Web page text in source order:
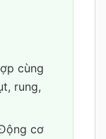
cùng
rung,
cơ